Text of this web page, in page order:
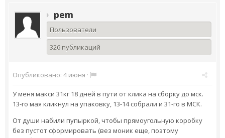
pem
Пользователи
326 публикаций
Опубликовано: 4 июня ·
У меня макси 31кг 18 дней в пути от клика на сборку до мск.
13-го мая кликнул на упаковку, 13-14 собрали и 31-го в МСК.
От души набили пупыркой, чтобы прямоугольную коробку
без пустот сформировать (вез моник еще, поэтому